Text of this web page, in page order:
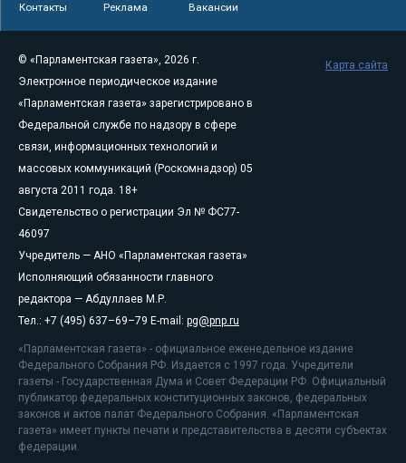
Контакты Реклама Вакансии
© «Парламентская газета», 2026 г.
Электронное периодическое издание
«Парламентская газета» зарегистрировано в
Федеральной службе по надзору в сфере
связи, информационных технологий и
массовых коммуникаций (Роскомнадзор) 05
августа 2011 года. 18+
Свидетельство о регистрации Эл № ФС77-
46097
Учредитель — АНО «Парламентская газета»
Исполняющий обязанности главного
редактора — Абдуллаев М.Р.
Тел.: +7 (495) 637–69–79 E-mail: pg@pnp.ru
«Парламентская газета» - официальное еженедельное издание
Федерального Собрания РФ. Издается с 1997 года. Учредители
газеты - Государственная Дума и Совет Федерации РФ. Официальный
публикатор федеральных конституционных законов, федеральных
законов и актов палат Федерального Собрания. «Парламентская
газета» имеет пункты печати и представительства в десяти субъектах
федерации.
Карта сайта